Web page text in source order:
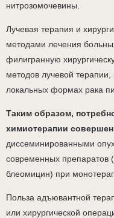
нитрозомочевины.
Лучевая терапия и
методами лечения
филигранную
методов лучевой
локальных формах рака
Таким образом,
химиотерапии
диссеминированными
современных препаратов
блеомицин) при
Польза адъювантной
или хирургической